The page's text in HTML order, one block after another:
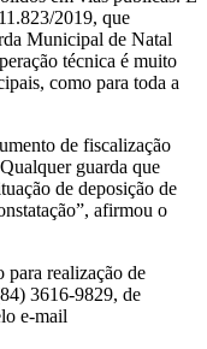
2019, que
Municipal de Natal
técnica é muito
como para toda a
de fiscalização
guarda que
de deposição de
afirmou o
para realização de
3616-9829, de
e-mail